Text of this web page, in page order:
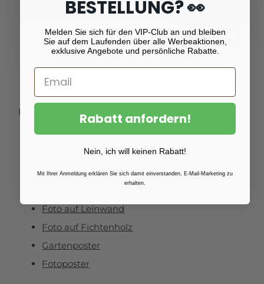
Email
Registrieren
Produkte
Fotoabzüge
Fotovergrößerungen
Foto auf Plexiglas (Acrylglas)
Foto auf Leinwand
Foto auf Fichtenholz
Gartenposter
Fotoposter
BESTELLUNG? 👀
Melden Sie sich für den VIP-Club an und bleiben
Sie auf dem Laufenden über alle Werbeaktionen,
exklusive Angebote und persönliche Rabatte.
Rabatt anfordern!
Nein, ich will keinen Rabatt!
Mit Ihrer Anmeldung erklären Sie sich damit einverstanden, E-Mail-Marketing zu
erhalten.